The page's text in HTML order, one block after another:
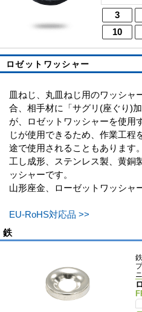
3
10
ロゼットワッシャー
皿ねじ、丸皿ねじ用のワッシャ
合、相手材に「サグリ(座ぐり)
が、ロゼットワッシャーを使用
じが使用できるため、作業工程
途で使用されることもあります
工し成形、ステンレス製、黄銅
ッシャーです。
山形座金、ローゼットワッシャ
EU-RoHS対応品 >>
鉄
鉄